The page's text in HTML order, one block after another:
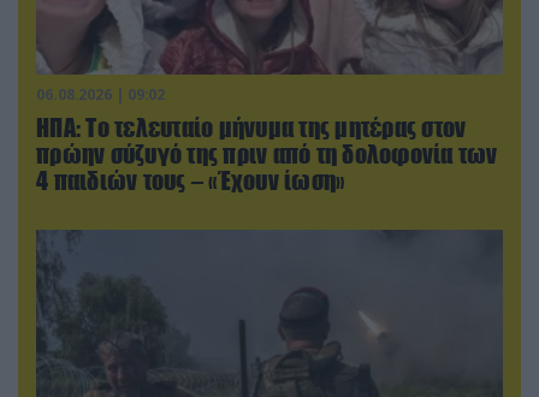
06.08.2026 | 09:02
ΗΠΑ: Το τελευταίο μήνυμα της μητέρας στον
πρώην σύζυγό της πριν από τη δολοφονία των
4 παιδιών τους – «Έχουν ίωση»